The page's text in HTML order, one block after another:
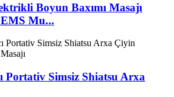
Boyun Baxımı Masajı
Mu...
Portativ Simsiz Shiatsu Arxa